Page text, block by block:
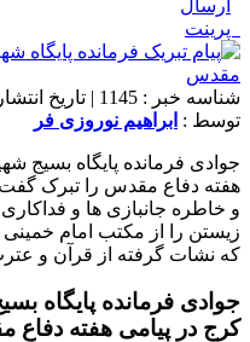
ارسال
پرینت
توسط : ابراهیم نوروزی فر
جوادی فرمانده پایگاه بسیج
هفته دفاع مقدس را تبرک
و خاطره جانبازی ها و
زیستن را از مکتب امام
که نشات گرفته از قرآن و
جوادی فرمانده پایگاه
کرج در پیامی هفته